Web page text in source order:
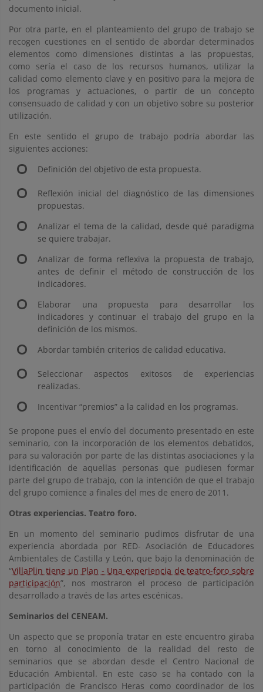
documento inicial.
Por otra parte, en el planteamiento del grupo de trabajo se
recogen cuestiones en el sentido de abordar determinados
elementos como dimensiones distintas a las propuestas,
como sería el caso de los recursos humanos, utilizar la
calidad como elemento clave y en positivo para la mejora de
los programas y actuaciones, o partir de un concepto
consensuado de calidad y con un objetivo sobre su posterior
utilización.
En este sentido el grupo de trabajo podría abordar las
siguientes acciones:
Definición del objetivo de esta propuesta.
Reflexión inicial del diagnóstico de las dimensiones
propuestas.
Analizar el tema de la calidad, desde qué paradigma
se quiere trabajar.
Analizar de forma reflexiva la propuesta de trabajo,
antes de definir el método de construcción de los
indicadores.
Elaborar una propuesta para desarrollar los
indicadores y continuar el trabajo del grupo en la
definición de los mismos.
Abordar también criterios de calidad educativa.
Seleccionar aspectos exitosos de experiencias
realizadas.
Incentivar “premios” a la calidad en los programas.
Se propone pues el envío del documento presentado en este
seminario, con la incorporación de los elementos debatidos,
para su valoración por parte de las distintas asociaciones y la
identificación de aquellas personas que pudiesen formar
parte del grupo de trabajo, con la intención de que el trabajo
del grupo comience a finales del mes de enero de 2011.
Otras experiencias. Teatro foro.
En un momento del seminario pudimos disfrutar de una
experiencia abordada por RED- Asociación de Educadores
Ambientales de Castilla y León, que bajo la denominación de
“VillaPlin tiene un Plan - Una experiencia de teatro-foro sobre
participación”, nos mostraron el proceso de participación
desarrollado a través de las artes escénicas.
Seminarios del CENEAM.
Un aspecto que se proponía tratar en este encuentro giraba
en torno al conocimiento de la realidad del resto de
seminarios que se abordan desde el Centro Nacional de
Educación Ambiental. En este caso se ha contado con la
participación de Francisco Heras como coordinador de los